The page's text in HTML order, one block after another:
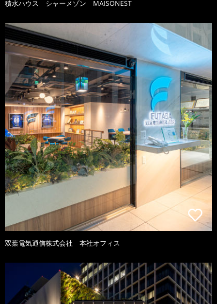
積水ハウス シャーメゾン MAISONEST
双葉電気通信株式会社 本社オフィス